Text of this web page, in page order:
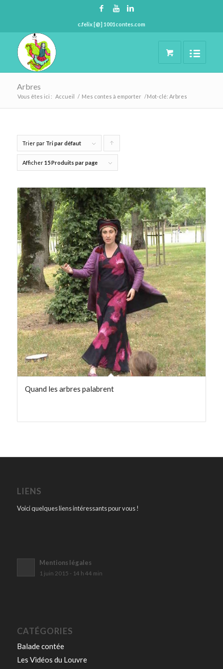
c.felix [@] 1001contes.com
Arbres
Vous êtes ici : Accueil / Mes contes à emporter /Mot-clé: Arbres
Trier par Tri par défaut
les
produits
en
ordre
ascendant
Afficher15 Produits par page
Quand les arbres palabrent
LIENS
Voici quelques liens intéressants pour vous !
Mentions légales
1 juin 2015 - 14 h 44 min
CATÉGORIES
Balade contée
Les Vidéos du Louvre